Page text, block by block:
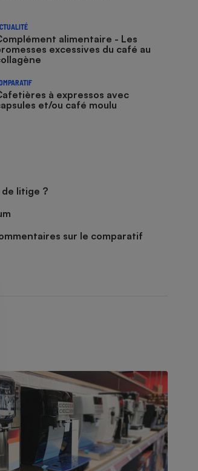
alimentaire - Les
excessives du café au
à expressos avec
et/ou café moulu
de litige ?
sur le comparatif